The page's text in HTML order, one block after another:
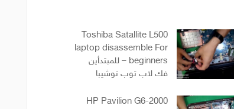
Toshiba Satallite L500
laptop disassemble For
beginners – للمبتدأين
فك لاب توب توشيبا
HP Pavilion G6-2000